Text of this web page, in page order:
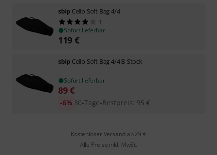
sbip Cello Soft Bag 4/4
1
Sofort lieferbar
119 €
sbip Cello Soft Bag 4/4 B-Stock
Sofort lieferbar
89€
30-Tage-Bestpreis: 95 €
-6%
Kostenloser Versand ab 29 €
Alle Preise inkl. MwSt.